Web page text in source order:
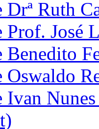
Drª Ruth
Prof. José
Benedito
Oswaldo
Ivan